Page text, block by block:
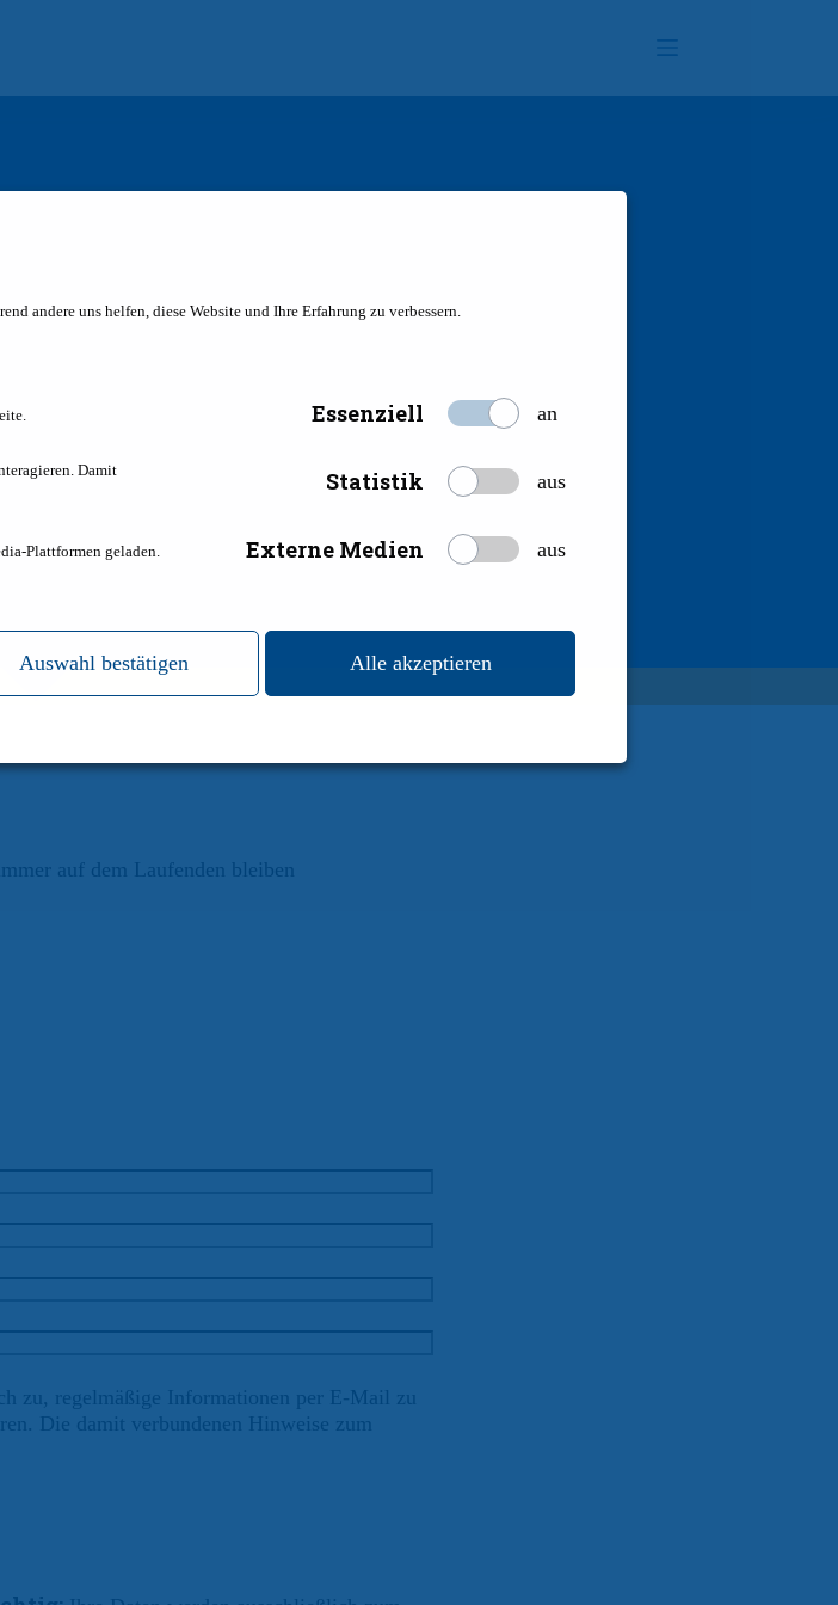
auf dem Laufenden bleiben
zu, regelmäßige Informationen per E-Mail zu
Die damit verbundenen Hinweise zum
andere uns helfen, diese Website und Ihre Erfahrung zu verbessern.
Essenziell an
Damit
Statistik aus
Plattformen geladen. Externe Medien aus
Auswahl bestätigen Alle akzeptieren